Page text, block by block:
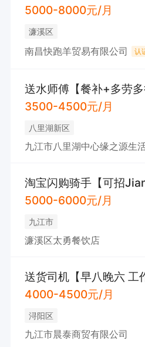
5000-8000元/月
濂溪区
南昌快跑羊贸易有限公司 认
送水师傅【餐补+多劳多
3500-4500元/月
八里湖新区
九江市八里湖中心缘之源生
5000-6000元/月
九江市
濂溪区太勇餐饮店
4000-4500元/月
浔阳区
九江市晨泰商贸有限公司